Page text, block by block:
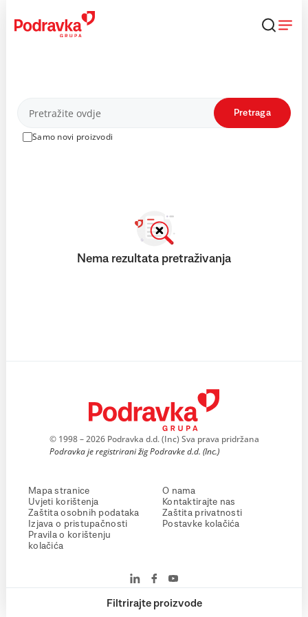
content
Proizvodi
Samo novi proizvodi
Pretraga
Filtrirajte proizvode
Nema rezultata pretraživanja
© 1998 – 2026 Podravka d.d. (Inc) Sva prava pridržana
Podravka je registrirani žig Podravke d.d. (Inc.)
Mapa stranice
Uvjeti korištenja
Zaštita osobnih podataka
Izjava o pristupačnosti
Pravila o korištenju
kolačića
O nama
Kontaktirajte nas
Zaštita privatnosti
Postavke kolačića